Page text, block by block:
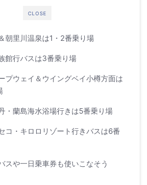
CLOSE
朝里川温泉は1・2番乗り場
館行バスは3番乗り場
プウェイ＆ウイングベイ小樽方面は
・蘭島海水浴場行きは5番乗り場
コ・キロロリゾート行きバスは6番
スや一日乗車券も使いこなそう